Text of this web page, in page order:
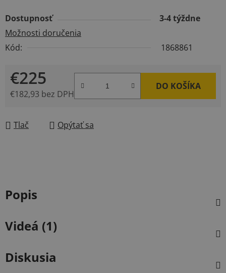
Dostupnosť
3-4 týždne
Možnosti doručenia
Kód:
1868861
€225
€182,93 bez DPH
DO KOŠÍKA
Tlač Opýtať sa
Popis
Videá (1)
Diskusia